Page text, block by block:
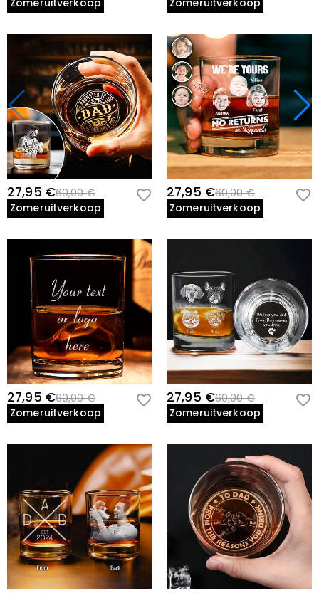
Zomeruitverkoop Zomeruitverkoop
27,95 €60,00 €
Zomeruitverkoop
27,95 €60,00 €
Zomeruitverkoop
27,95 €60,00 €
Zomeruitverkoop
27,95 €60,00 €
Zomeruitverkoop